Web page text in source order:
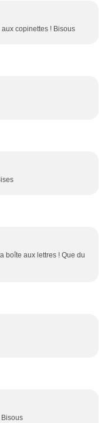
copinettes ! Bisous
boîte aux lettres ! Que du